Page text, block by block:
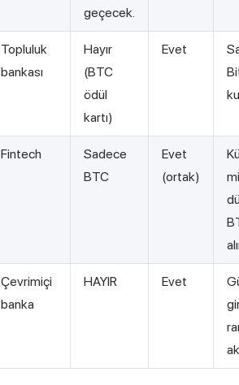
geçecek.
Topluluk
bankası
Hayır
(BTC
ödül
kartı)
Evet
Fintech
Sadece
BTC
Evet
(ortak)
Çevrimiçi
banka
HAYIR Evet